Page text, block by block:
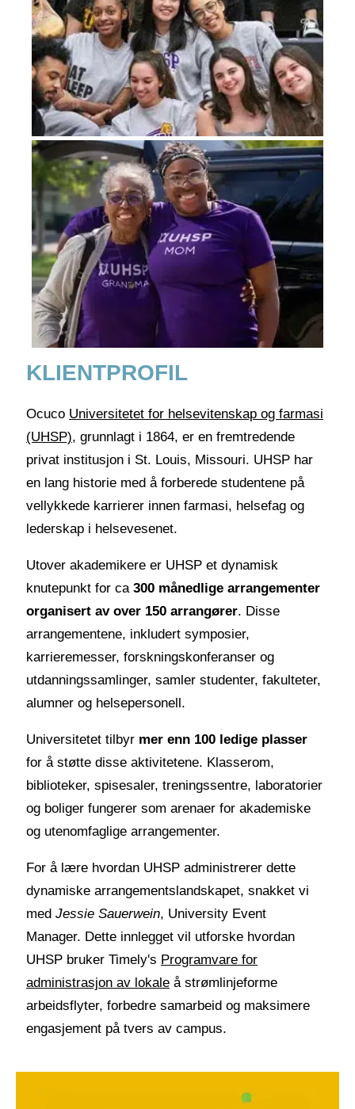
KLIENTPROFIL
Ocuco Universitetet for helsevitenskap og farmasi
(UHSP), grunnlagt i 1864, er en fremtredende
privat institusjon i St. Louis, Missouri. UHSP har
en lang historie med å forberede studentene på
vellykkede karrierer innen farmasi, helsefag og
lederskap i helsevesenet.
Utover akademikere er UHSP et dynamisk
knutepunkt for ca 300 månedlige arrangementer
organisert av over 150 arrangører. Disse
arrangementene, inkludert symposier,
karrieremesser, forskningskonferanser og
utdanningssamlinger, samler studenter, fakulteter,
alumner og helsepersonell.
Universitetet tilbyr mer enn 100 ledige plasser
for å støtte disse aktivitetene. Klasserom,
biblioteker, spisesaler, treningssentre, laboratorier
og boliger fungerer som arenaer for akademiske
og utenomfaglige arrangementer.
For å lære hvordan UHSP administrerer dette
dynamiske arrangementslandskapet, snakket vi
med Jessie Sauerwein, University Event
Manager. Dette innlegget vil utforske hvordan
UHSP bruker Timely's Programvare for
administrasjon av lokale å strømlinjeforme
arbeidsflyter, forbedre samarbeid og maksimere
engasjement på tvers av campus.